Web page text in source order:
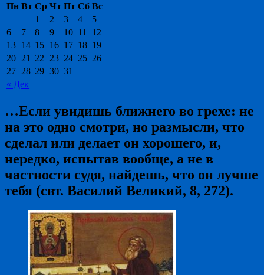
Пн Вт Ср Чт Пт Сб Вс
« Дек
1 2 3 4
5
6
7 8 9 10 11
12
13 14 15 16 17 18 19
20 21 22 23 24 25 26
27 28 29 30 31
…Если увидишь ближнего во грехе: не
на это одно смотри, но размысли, что
сделал или делает он хорошего, и,
нередко, испытав вообще, а не в
частности судя, найдешь, что он лучше
тебя (свт. Василий Великий, 8, 272).